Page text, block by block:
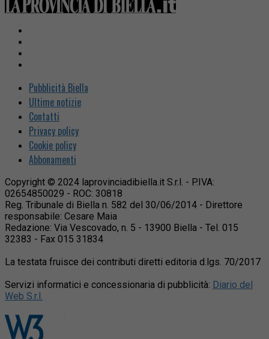
Pubblicità Biella
Ultime notizie
Contatti
Privacy policy
Cookie policy
Abbonamenti
Copyright © 2024 laprovinciadibiella.it S.r.l. - P.IVA:
02654850029 - ROC: 30818
Reg. Tribunale di Biella n. 582 del 30/06/2014 - Direttore
responsabile: Cesare Maia
Redazione: Via Vescovado, n. 5 - 13900 Biella - Tel. 015
32383 - Fax 015 31834
La testata fruisce dei contributi diretti editoria d.lgs. 70/2017
Servizi informatici e concessionaria di pubblicità: Diario del
Web S.r.l.